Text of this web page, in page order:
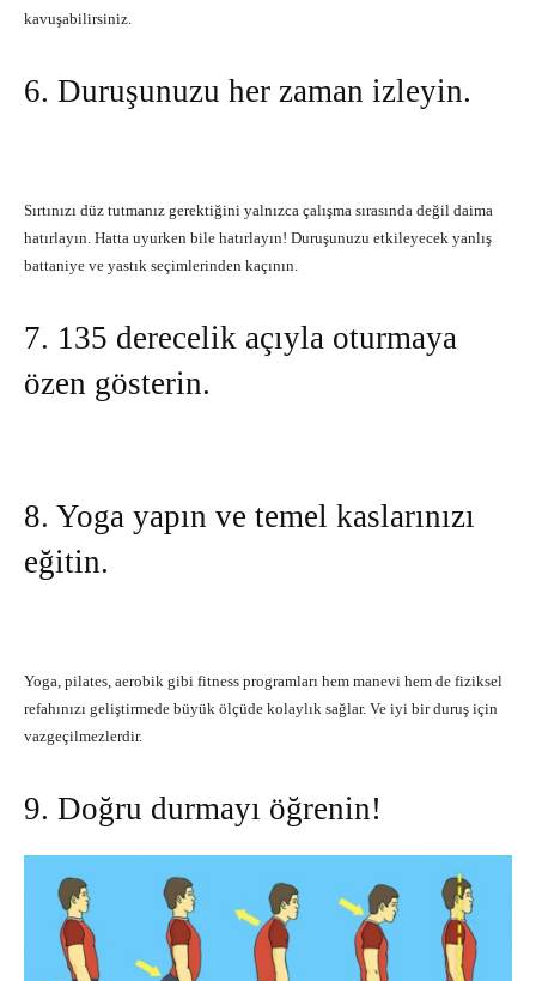
kavuşabilirsiniz.
6. Duruşunuzu her zaman izleyin.
Sırtınızı düz tutmanız gerektiğini yalnızca çalışma sırasında değil daima
hatırlayın. Hatta uyurken bile hatırlayın! Duruşunuzu etkileyecek yanlış
battaniye ve yastık seçimlerinden kaçının.
7. 135 derecelik açıyla oturmaya
özen gösterin.
8. Yoga yapın ve temel kaslarınızı
eğitin.
Yoga, pilates, aerobik gibi fitness programları hem manevi hem de fiziksel
refahınızı geliştirmede büyük ölçüde kolaylık sağlar. Ve iyi bir duruş için
vazgeçilmezlerdir.
9. Doğru durmayı öğrenin!